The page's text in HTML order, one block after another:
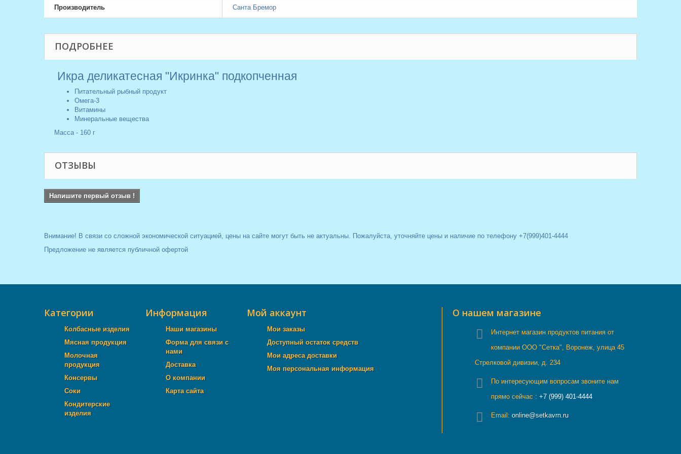
Производитель Санта Бремор
ПОДРОБНЕЕ
Икра деликатесная "Икринка" подкопченная
Питательный рыбный продукт
Омега-3
Витамины
Минеральные вещества
Масса - 160 г
ОТЗЫВЫ
Напишите первый отзыв !
Внимание! В связи со сложной экономической ситуацией, цены на сайте могут быть не актуальны. Пожалуйста, уточняйте цены и наличие по телефону +7(999)401-4444
Предложение не является публичной офертой
Категории
Колбасные изделия
Мясная продукция
Молочная
продукция
Консервы
Соки
Кондитерские
изделия
Информация
Наши магазины
Форма для связи с
нами
Доставка
О компании
Карта сайта
Мой аккаунт
Мои заказы
Доступный остаток средств
Мои адреса доставки
Моя персональная информация
О нашем магазине
Интернет магазин продуктов питания от
компании ООО "Сетка", Воронеж, улица 45
Стрелковой дивизии, д. 234
По интересующим вопросам звоните нам
прямо сейчас : +7 (999) 401-4444
Email: online@setkavrn.ru